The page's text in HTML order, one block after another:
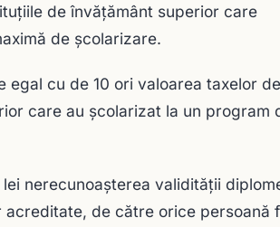
de învăţământ superior care
de şcolarizare.
egal cu de 10 ori valoarea taxelor de
care au şcolarizat la un program
nerecunoaşterea validităţii
de către orice persoană